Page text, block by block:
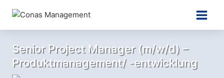
Inhalt
springen
Senior Project Manager (m/w/d) –
Produktmanagement/ -entwicklung